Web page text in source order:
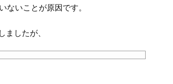
いことが原因です。
したが、